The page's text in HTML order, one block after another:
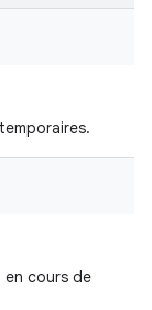
en cours de